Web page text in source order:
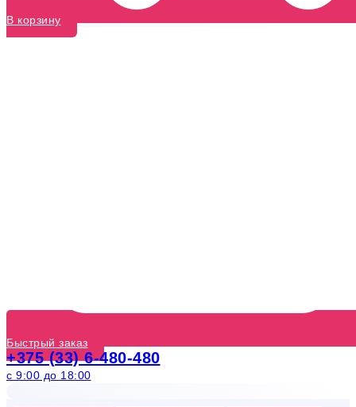
В корзину
Быстрый заказ
+375 (33) 6-480-480
с 9:00 до 18:00